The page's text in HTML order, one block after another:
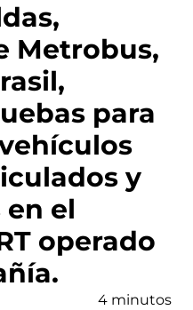
Metrobus,
para
y
el
operado
4 minutos